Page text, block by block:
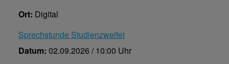
Ort: Digital
Sprechstunde Studienzweifel
Datum: 02.09.2026 / 10:00 Uhr